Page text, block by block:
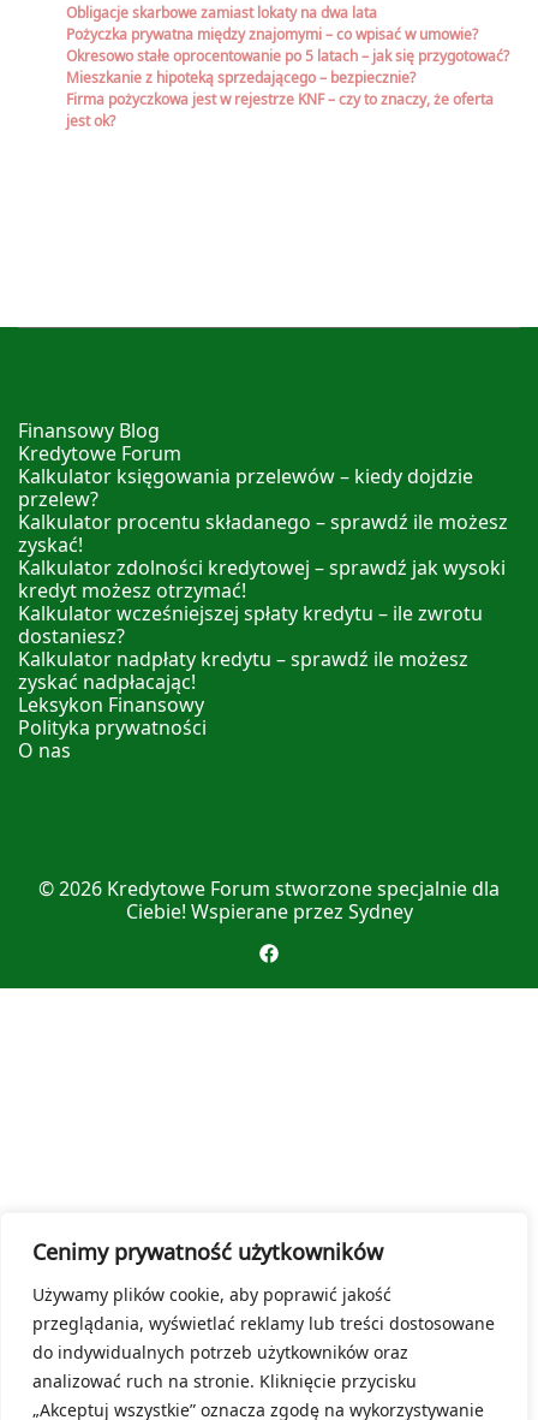
Cenimy prywatność użytkowników
Używamy plików cookie, aby poprawić jakość
przeglądania, wyświetlać reklamy lub treści dostosowane
do indywidualnych potrzeb użytkowników oraz
analizować ruch na stronie. Kliknięcie przycisku
„Akceptuj wszystkie” oznacza zgodę na wykorzystywanie
Obligacje skarbowe zamiast lokaty na dwa lata
Pożyczka prywatna między znajomymi – co wpisać w umowie?
Okresowo stałe oprocentowanie po 5 latach – jak się przygotować?
Mieszkanie z hipoteką sprzedającego – bezpiecznie?
Firma pożyczkowa jest w rejestrze KNF – czy to znaczy, że oferta
jest ok?
Finansowy Blog
Kredytowe Forum
Kalkulator księgowania przelewów – kiedy dojdzie
przelew?
Kalkulator procentu składanego – sprawdź ile możesz
zyskać!
Kalkulator zdolności kredytowej – sprawdź jak wysoki
kredyt możesz otrzymać!
Kalkulator wcześniejszej spłaty kredytu – ile zwrotu
dostaniesz?
Kalkulator nadpłaty kredytu – sprawdź ile możesz
zyskać nadpłacając!
Leksykon Finansowy
Polityka prywatności
O nas
© 2026 Kredytowe Forum stworzone specjalnie dla
Ciebie! Wspierane przez Sydney